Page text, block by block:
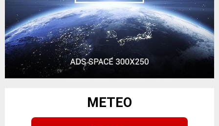
METEO